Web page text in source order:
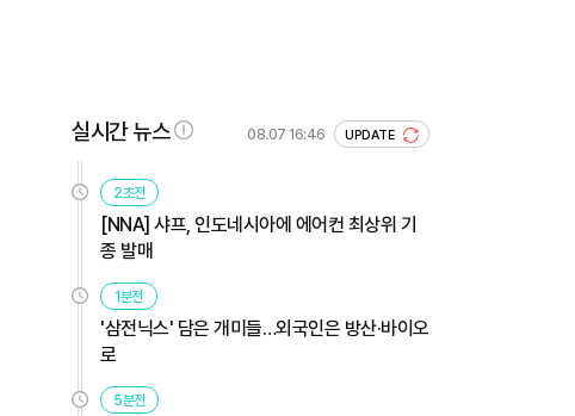
실시간 뉴스 08.07 16:46 UPDATE
2초전
[NNA] 샤프, 인도네시아에 에어컨 최상위 기
종 발매
1분전
'삼전닉스' 담은 개미들…외국인은 방산·바이오
로
5분전